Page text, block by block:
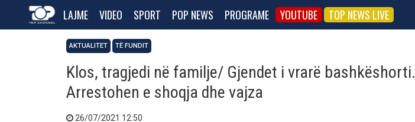
LAJME VIDEO SPORT POP NEWS PROGRAME YOUTUBE TOP NEWS LIVE
AKTUALITET TË FUNDIT
Klos, tragjedi në familje/ Gjendet i vrarë bashkëshorti.
Arrestohen e shoqja dhe vajza
26/07/2021 12:50